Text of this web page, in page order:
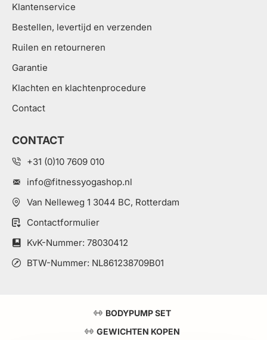
Klantenservice
Bestellen, levertijd en verzenden
Ruilen en retourneren
Garantie
Klachten en klachtenprocedure
Contact
CONTACT
+31 (0)10 7609 010
info@fitnessyogashop.nl
Van Nelleweg 1 3044 BC, Rotterdam
Contactformulier
KvK-Nummer: 78030412
BTW-Nummer: NL861238709B01
BODYPUMP SET
GEWICHTEN KOPEN